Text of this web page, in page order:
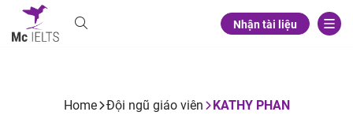
Nhận tài liệu
Home Đội ngũ giáo viên KATHY PHAN